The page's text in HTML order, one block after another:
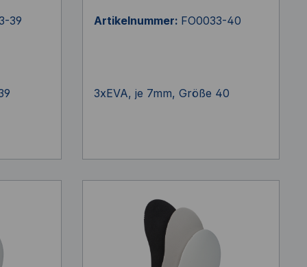
39 Artikelnummer: FO0033-40
3xEVA, je 7mm, Größe 40